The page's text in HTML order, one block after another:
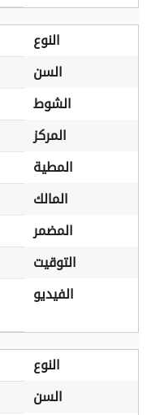
النوع
السن
الشوط
المركز
المطية
المالك
المضمر
التوقيت
الفيديو
النوع
السن